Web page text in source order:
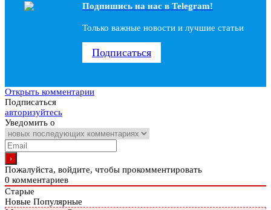
Подпишись на наc в Telegram!
Только важные новости и лучшие статьи
Подписаться
Открыть комментарии
Подписаться
авторизуйтесь
Уведомить о
Пожалуйста, войдите, чтобы прокомментировать
0 комментариев
Старые
Новые Популярные